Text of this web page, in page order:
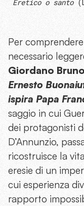
Eretico o santo
Per
necessario
Giordano
Ernesto
ispira Papa
saggio in cui
dei protagonisti
D’Annunzio,
ricostruisce la
eresie di un
cui esperienza
rapporto